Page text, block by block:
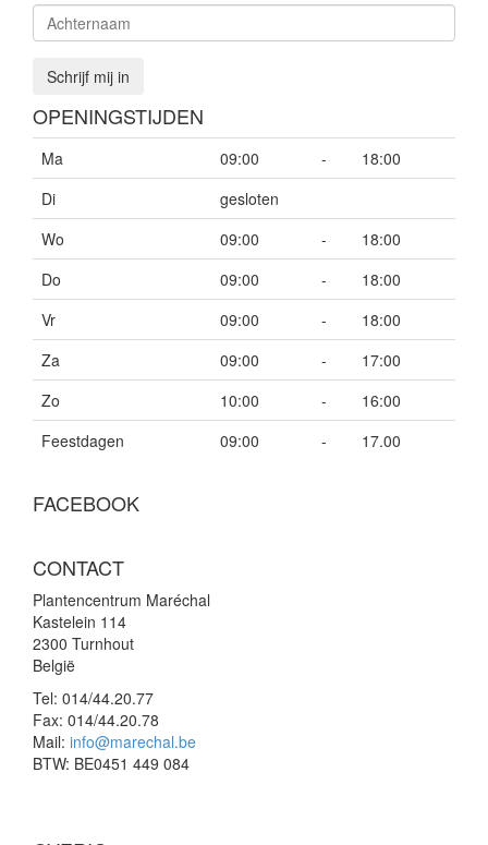
Schrijf mij in
OPENINGSTIJDEN
Ma 09:00 -
18:00
Di
gesloten
Wo
09:00 -
18:00
Do
09:00 -
18:00
Vr
09:00 -
18:00
Za
09:00 -
17:00
Zo
10:00 -
16:00
Feestdagen
09:00 - 17.00
FACEBOOK
CONTACT
Plantencentrum Maréchal
Kastelein 114
2300 Turnhout
België
Tel: 014/44.20.77
Fax: 014/44.20.78
Mail: info@marechal.be
BTW: BE0451 449 084